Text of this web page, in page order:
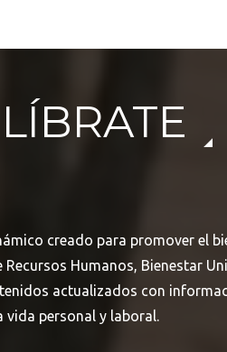
creado para promover el
Recursos Humanos, Bienestar
actualizados con
vida personal y laboral.
Ordenar por: